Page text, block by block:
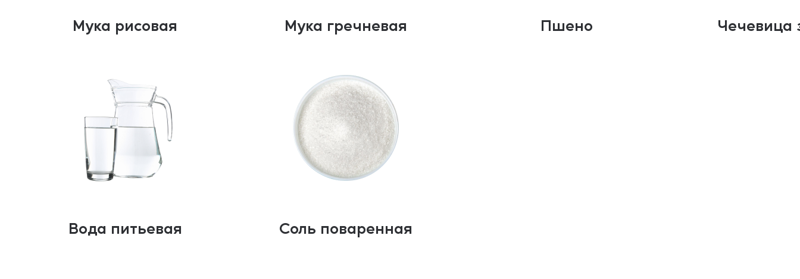
Мука рисовая Мука гречневая Пшено Чечевица
Вода питьевая Соль поваренная